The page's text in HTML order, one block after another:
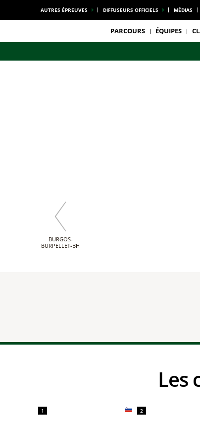
AUTRES ÉPREUVES DIFFUSEURS OFFICIELS MÉDIAS
PARCOURS ÉQUIPES
BURGOS-
BURPELLET-BH
1 2